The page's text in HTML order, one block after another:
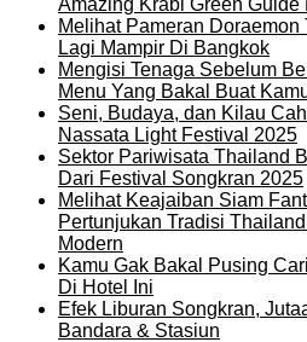
Amazing Krabi Green Guide
Melihat Pameran
Lagi Mampir Di Bangkok
Mengisi Tenaga Sebelum
Menu Yang Bakal Buat
Seni, Budaya, dan Kilau
Nassata Light Festival 2025
Sektor Pariwisata Thailand
Dari Festival Songkran 2025
Melihat Keajaiban Siam
Pertunjukan Tradisi
Modern
Kamu Gak Bakal Pusing
Di Hotel Ini
Efek Liburan Songkran,
Bandara & Stasiun